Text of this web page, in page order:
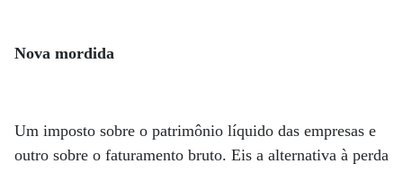
Nova mordida
Um imposto sobre o patrimônio líquido das empresas e
outro sobre o faturamento bruto. Eis a alternativa à perda